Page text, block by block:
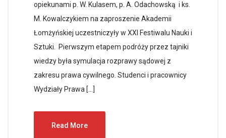
opiekunami p. W. Kulasem, p. A. Odachowską i ks.
M. Kowalczykiem na zaproszenie Akademii
Łomżyńskiej uczestniczyły w XXI Festiwalu Nauki i
Sztuki. Pierwszym etapem podróży przez tajniki
wiedzy była symulacja rozprawy sądowej z
zakresu prawa cywilnego. Studenci i pracownicy
Wydziały Prawa […]
Read More